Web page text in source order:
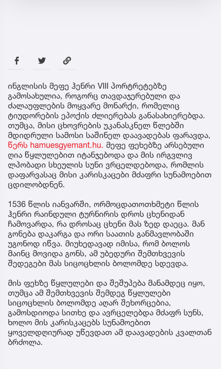
ინგლისის მეფე ჰენრი VIII პორტრეტებზე
გამოსახულია, როგორც თავდაჯერებული და
ძალაუფლების მოყვარე მონარქი, რომელიც
ტიუდორების ეპოქის ძლიერებას განასახიერებდა.
თუმცა, მისი ცხოვრების უკანასკნელ წლებში
მდიდრული სამოსი საშინელ დაავადებას ფარავდა,
წერს hamuesgyemant.hu. მეფე ფეხებზე არსებული
ღია წყლულებით იტანჯებოდა და მის ირგვლივ
ლპობადი სხეულის სუნი ვრცელდებოდა, რომლის
დაფარვასაც მისი კარისკაცები მძაფრი სუნამოებით
ცდილობდნენ.
1536 წლის იანვარში, ორმოცდათოთხმეტი წლის
ჰენრი რაინდული ტურნირის დროს ცხენიდან
ჩამოვარდა, რა დროსაც ცხენი მას ზედ დაეცა. მან
გონება დაკარგა და ორი საათის განმავლობაში
უგონოდ იწვა. მიუხედავად იმისა, რომ ბოლოს
მაინც მოვიდა გონს, ამ უბედური შემთხვევის
შედეგები მას სიცოცხლის ბოლომდე სდევდა.
მის ფეხზე წყლულები და შეშუპება მანამდეც იყო,
თუმცა ამ შემთხვევის შემდეგ წყლულები
სიცოცხლის ბოლომდე აღარ შეხორცებია,
გამოსდიოდა სითხე და ავრცელებდა მძაფრ სუნს,
ხოლო მის კარისკაცებს სუნამოებით
ყოველდღიურად უწევდათ ამ დაავადების კვალთან
ბრძოლა.